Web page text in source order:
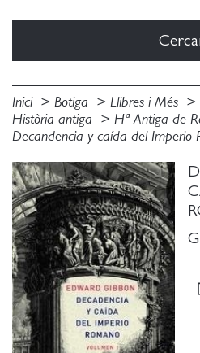
Inici Botiga Llibres i Més
Història antiga
Hª Antiga de
Decandencia y caída del Imperio